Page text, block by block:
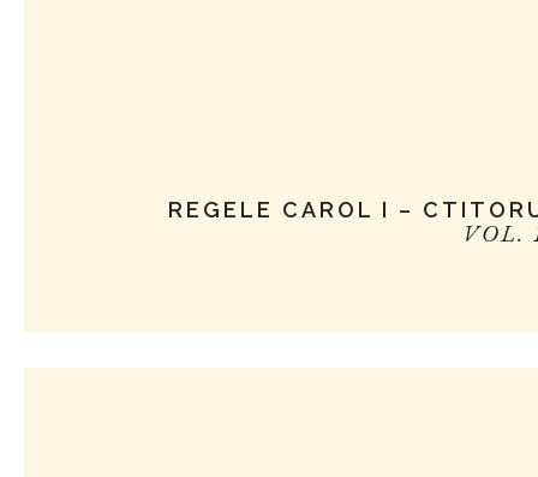
REGELE CAROL I –
VOL.